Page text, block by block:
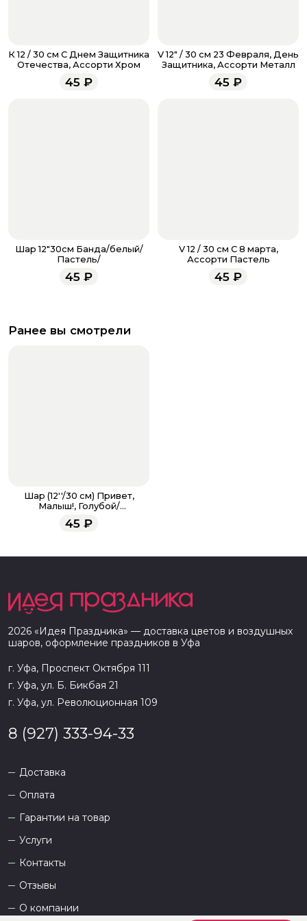
звоните по номеру телефона
8 (927) 936-71-86
или
напишите WhatsApp
+7 937 333-66-53. Наши
менеджеры работают ежедневно с 9.00 до 23.00 и
всегда рады проконсультировать вас.
К 12 / 30 см С Днем Защитника
Отечества, Ассорти Хром
45 ₽
V 12" / 30 см 23 Февраля, День
Защитника, Ассорти Металл
45 ₽
Шар 12"30см Банда/белый/
Пастель/
45 ₽
V 12 / 30 см С 8 марта,
Ассорти Пастель
45 ₽
Ранее вы смотрели
Шар (12''/30 см) Привет,
Малыш!, Голубой/
Прозрачный, кристал
45 ₽
2026 «Идея Праздника» — доставка цветов и воздушных
шаров, оформление праздников в Уфа
г. Уфа, Проспект Октября 111
г. Уфа, ул. Б. Бикбая 21
г. Уфа, ул. Революционная 109
8 (927) 333-94-33
Доставка
Оплата
Гарантии на товар
Услуги
Контакты
Отзывы
О компании